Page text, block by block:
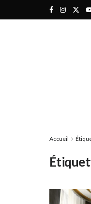
Accueil